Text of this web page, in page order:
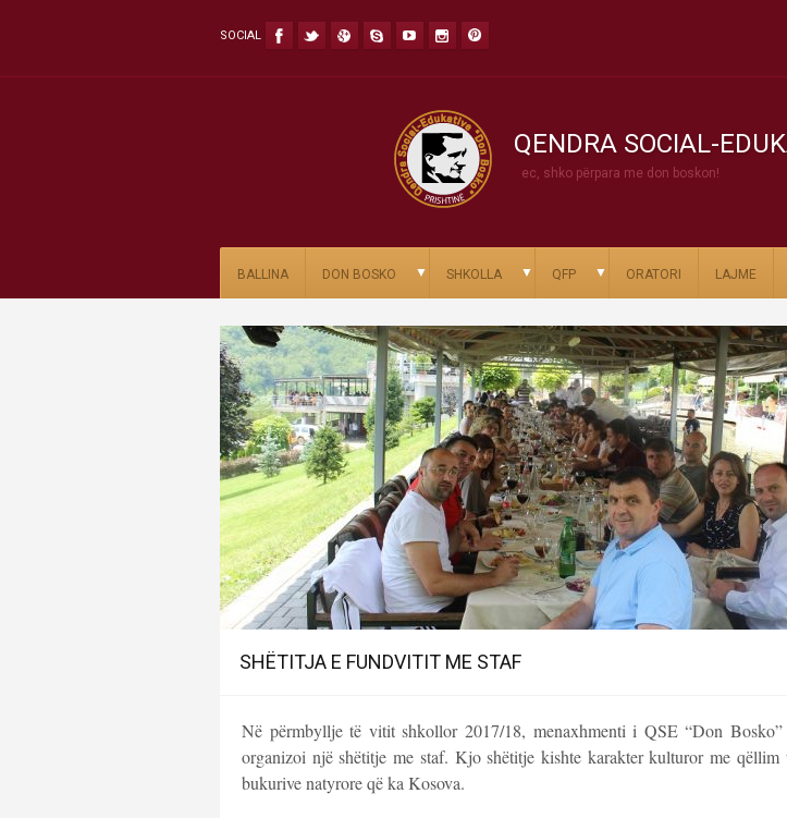
SOCIAL
QENDRA SOCIAL-
ec, shko përpara me don boskon!
BALLINA DON BOSKO ▼ SHKOLLA ▼ QFP ▼ ORATORI LAJME
SHËTITJA E FUNDVITIT ME STAF
Në përmbyllje të vitit shkollor 2017/18, menaxhmenti i QSE “Don Bosko”
organizoi një shëtitje me staf. Kjo shëtitje kishte karakter kulturor me qëllim
bukurive natyrore që ka Kosova.